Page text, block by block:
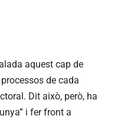
aquest cap de
de cada
Dit això, però, ha
i fer front a